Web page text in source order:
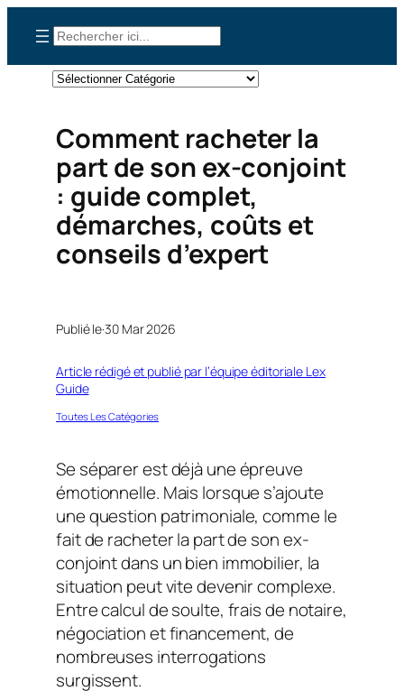
contenu
Rechercher
Catégories
Comment racheter la
part de son ex-conjoint
: guide complet,
démarches, coûts et
conseils d’expert
Publié le·30 Mar 2026
Article rédigé et publié par l’équipe éditoriale Lex
Guide
Toutes Les Catégories
Se séparer est déjà une épreuve
émotionnelle. Mais lorsque s’ajoute
une question patrimoniale, comme le
fait de racheter la part de son ex-
conjoint dans un bien immobilier, la
situation peut vite devenir complexe.
Entre calcul de soulte, frais de notaire,
négociation et financement, de
nombreuses interrogations
surgissent.